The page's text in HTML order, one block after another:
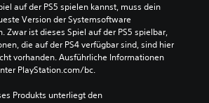
auf der PS5 spielen kannst, muss dein
Version der Systemsoftware
Zwar ist dieses Spiel auf der PS5 spielbar,
die auf der PS4 verfügbar sind, sind hier
vorhanden. Ausführliche Informationen
PlayStation.com/bc.
Produkts unterliegt den